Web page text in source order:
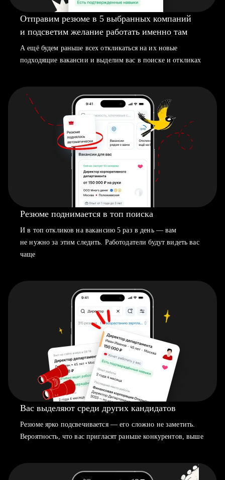
Отправим резюме в 5 выбранных компаний
и подсветим желание работать именно там
А ещё будем раньше всех откликаться на их новые
подходящие вакансии и выделим вас в поиске и откликах
Резюме поднимается в топ поиска
И в топ откликов на вакансию 5 раз в день — вам
не нужно за этим следить. Работодатели будут видеть вас
чаще
Вас выделяют среди других кандидатов
Резюме ярко подсвечивается — его сложно не заметить.
Вероятность, что вас пригласят раньше конкурентов, выше